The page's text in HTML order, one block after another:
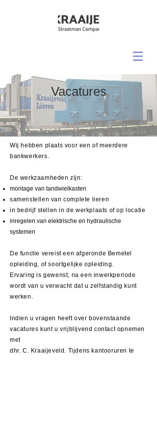
Vacatures
Wij hebben plaats voor een of meerdere
bankwerkers.
De werkzaamheden zijn:
montage van tandwielkasten
samenstellen van complete lieren
in bedrijf stellen in de werkplaats of op locatie
inregelen van elektrische en hydraulische
systemen
De functie vereist een afgeronde Bemetel
opleiding, of soortgelijke opleiding.
Ervaring is gewenst, na een inwerkperiode
wordt van u verwacht dat u zelfstandig kunt
werken.
Indien u vragen heeft over bovenstaande
vacatures kunt u vrijblijvend contact opnemen
met
dhr. C. Kraaijeveld. Tijdens kantooruren te